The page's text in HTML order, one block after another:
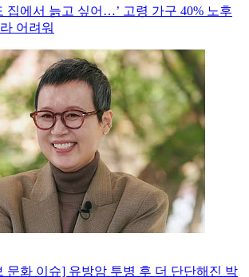
집에서 늙고 싶어…’ 고령 가구 40% 노후
어려워
문화 이슈] 유방암 투병 후 더 단단해진 박